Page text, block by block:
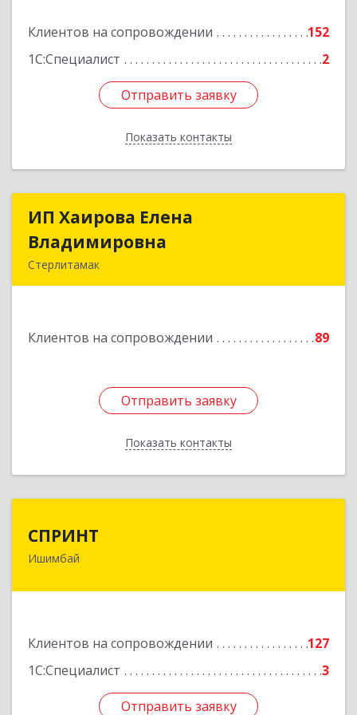
Клиентов на сопровождении
152
1С:Специалист
2
Отправить заявку
Показать контакты
Подробнее
Отправить заявку
Назад
ИП Хаирова Елена
Владимировна
Стерлитамак
Клиентов на сопровождении 89
Отправить заявку
Показать контакты
ИП Хаирова Елена
Отправить заявку
Назад
СПРИНТ
Ишимбай
Клиентов на сопровождении
127
1С:Специалист
3
Отправить заявку
453201, Башкортостан Респ, Ишимбайский р-н,
Отправить заявку